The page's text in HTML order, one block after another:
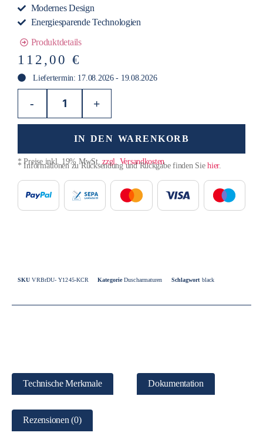
Modernes Design
Energiesparende Technologien
Produktdetails
112,00 €
Liefertermin: 17.08.2026 - 19.08.2026
- +
IN DEN WARENKORB
* Preise inkl. 19% MwSt.zzgl. Versandkosten
* Informationen zu Rücksendung und Rückgabe finden Siehier.
SKUVRBrDU- Y1245-KCR Kategorie Duscharmaturen Schlagwort black
Technische Merkmale Dokumentation
Rezensionen (0)